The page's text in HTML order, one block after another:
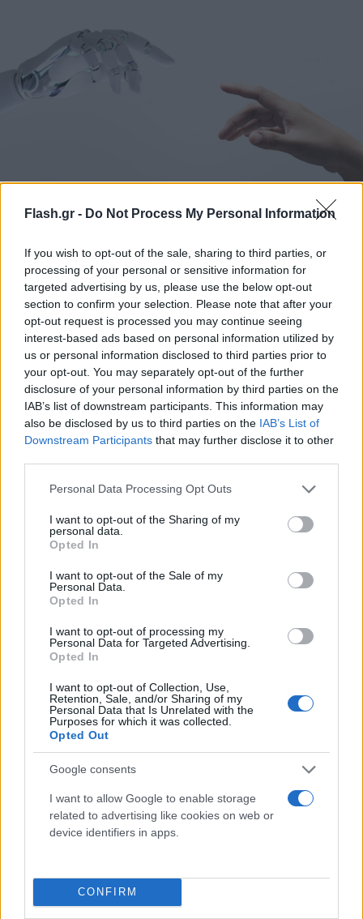
Flash.gr - Do Not Process My Personal Information
If you wish to opt-out of the sale, sharing to third parties, or
processing of your personal or sensitive information for
targeted advertising by us, please use the below opt-out
section to confirm your selection. Please note that after your
opt-out request is processed you may continue seeing
interest-based ads based on personal information utilized by
us or personal information disclosed to third parties prior to
your opt-out. You may separately opt-out of the further
disclosure of your personal information by third parties on the
IAB’s list of downstream participants. This information may
also be disclosed by us to third parties on the IAB’s List of
Downstream Participants that may further disclose it to other
Please note that this website/app uses one or more Google
not limited to your visit or usage behaviour. You may click to
grant or deny consent to Google and its third-party tags to
use your data for below specified purposes in below Google
consent section.
Personal Data Processing Opt Outs
I want to opt-out of the Sharing of my
personal data.
Opted In
I want to opt-out of the Sale of my
Personal Data.
Opted In
I want to opt-out of processing my
Personal Data for Targeted Advertising.
Opted In
I want to opt-out of Collection, Use,
Retention, Sale, and/or Sharing of my
Personal Data that Is Unrelated with the
Purposes for which it was collected.
Opted Out
Google consents
I want to allow Google to enable storage
related to advertising like cookies on web or
device identifiers in apps.
CONFIRM
Πώς η AI αλλάζει τα Media και την επικοινωνία -
Στις 2 Οκτωβρίου Το πρώτο Athens Media & Communications
Summit.
30.07.2026 11:54
Νίκος
Συζητήσεις χρηστών με το Claude εμφανίστηκαν
Ιδιωτικές συζητήσεις με το ΑΙ Claude διέρρευσαν στο internet
και τα προβλήματα συνεχίζονται
29.07.2026 15:44
Παύλος
Παπαπαύλου
Ρήγμα στην καρδιά της AI: Εκείνοι που την
δημιούργησαν ζητούν τώρα από τις ΗΠΑ να
«πατήσουν φρένο»